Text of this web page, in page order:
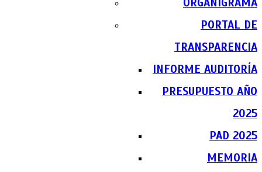
PORTAL DE
TRANSPARENCIA
INFORME AUDITORÍA
PRESUPUESTO AÑO
2025
PAD 2025
MEMORIA